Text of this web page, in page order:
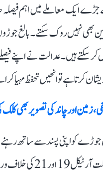
ایک معاملے میں اہم فیصلہ
نہیں روک سکتے۔ بالغ
سکتے ہیں۔ عدالت نے اپنے
کرتا ہے تو انھیں تحفظ مہیا
زمین اور چاند کی تصویر بھی کلک
جوڑے کو اپنی پسند سے ساتھ
کہ بالغ جوڑوں کے